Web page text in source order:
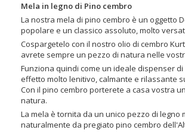
Mela in legno di Pino cembro
La nostra mela di pino cembro è un oggetto
popolare e un classico assoluto, molto
Cospargetelo con il nostro olio di cembro
avrete sempre un pezzo di natura nelle
Funziona quindi come un ideale dispenser
effetto molto lenitivo, calmante e rilassante
Con il pino cembro porterete a casa vostra
natura.
La mela è tornita da un unico pezzo di legno
naturalmente da pregiato pino cembro